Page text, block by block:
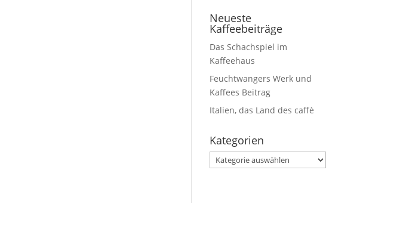
Neueste
Kaffeebeiträge
Das Schachspiel im
Kaffeehaus
Feuchtwangers Werk und
Kaffees Beitrag
Italien, das Land des caffè
Kategorien
Kategorien